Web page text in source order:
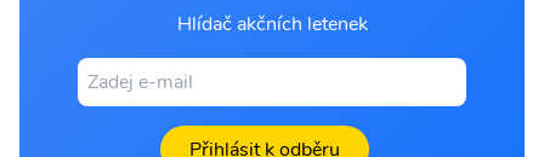
Hlídač akčních letenek
Přihlásit k odběru